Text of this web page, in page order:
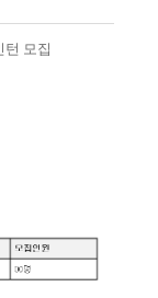
턴 모집